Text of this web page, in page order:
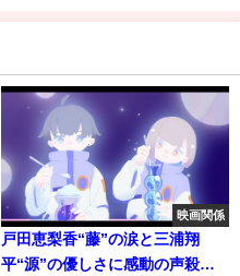
映画関係
戸田恵梨香“藤”の涙と三浦翔
平“源”の優しさに感動の声殺